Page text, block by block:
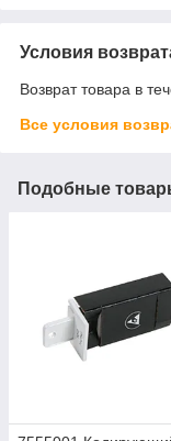
Условия
Возврат товара в
Все условия
Подобные